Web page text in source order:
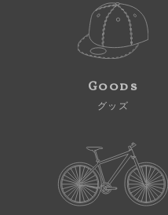
Goods
グッズ